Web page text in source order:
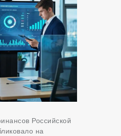
Российской
на